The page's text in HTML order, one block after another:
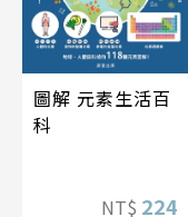
圖解 元素生活百
科
NT$ 224